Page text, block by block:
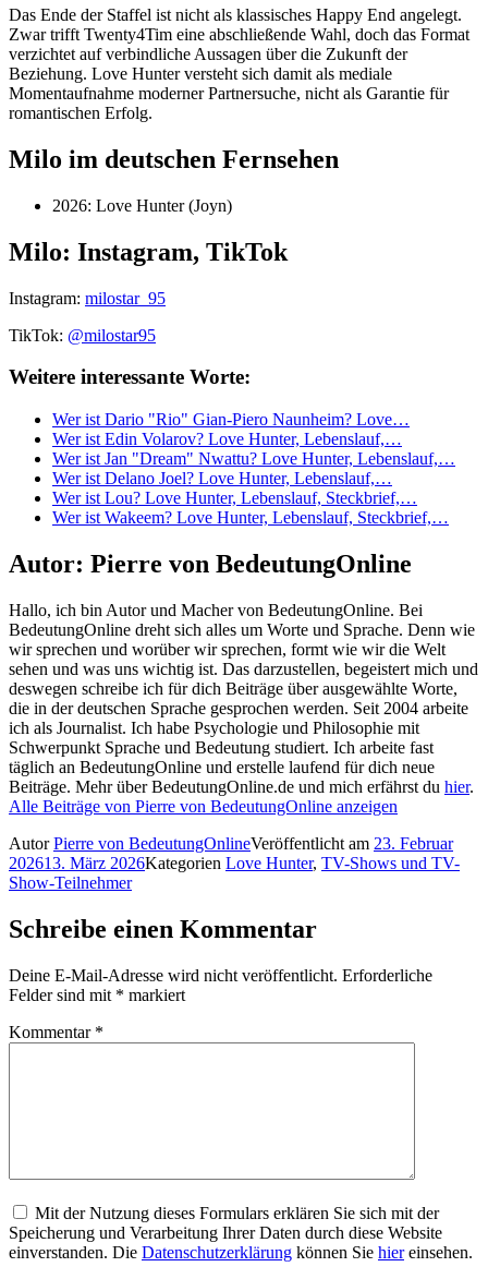
Das Ende der Staffel ist nicht als klassisches Happy End angelegt.
Zwar trifft Twenty4Tim eine abschließende Wahl, doch das Format
verzichtet auf verbindliche Aussagen über die Zukunft der
Beziehung. Love Hunter versteht sich damit als mediale
Momentaufnahme moderner Partnersuche, nicht als Garantie für
romantischen Erfolg.
Milo im deutschen Fernsehen
2026: Love Hunter (Joyn)
Milo: Instagram, TikTok
Instagram: milostar_95
TikTok: @milostar95
Weitere interessante Worte:
Wer ist Dario "Rio" Gian-Piero Naunheim? Love…
Wer ist Edin Volarov? Love Hunter, Lebenslauf,…
Wer ist Jan "Dream" Nwattu? Love Hunter, Lebenslauf,…
Wer ist Delano Joel? Love Hunter, Lebenslauf,…
Wer ist Lou? Love Hunter, Lebenslauf, Steckbrief,…
Wer ist Wakeem? Love Hunter, Lebenslauf, Steckbrief,…
Autor: Pierre von BedeutungOnline
Hallo, ich bin Autor und Macher von BedeutungOnline. Bei
BedeutungOnline dreht sich alles um Worte und Sprache. Denn wie
wir sprechen und worüber wir sprechen, formt wie wir die Welt
sehen und was uns wichtig ist. Das darzustellen, begeistert mich und
deswegen schreibe ich für dich Beiträge über ausgewählte Worte,
die in der deutschen Sprache gesprochen werden. Seit 2004 arbeite
ich als Journalist. Ich habe Psychologie und Philosophie mit
Schwerpunkt Sprache und Bedeutung studiert. Ich arbeite fast
täglich an BedeutungOnline und erstelle laufend für dich neue
Beiträge. Mehr über BedeutungOnline.de und mich erfährst du hier.
Alle Beiträge von Pierre von BedeutungOnline anzeigen
AutorPierre von BedeutungOnlineVeröffentlicht am 23. Februar
202613. März 2026Kategorien Love Hunter, TV-Shows und TV-
Show-Teilnehmer
Schreibe einen Kommentar
Deine E-Mail-Adresse wird nicht veröffentlicht. Erforderliche
Felder sind mit * markiert
Kommentar *
Mit der Nutzung dieses Formulars erklären Sie sich mit der
Speicherung und Verarbeitung Ihrer Daten durch diese Website
einverstanden. Die Datenschutzerklärung können Sie hiereinsehen.